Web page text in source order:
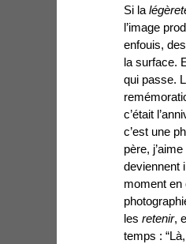
Si la
l’image
enfouis,
la surface.
qui passe.
c’était
c’est une
père,
deviennent
moment en
les retenir,
temps :